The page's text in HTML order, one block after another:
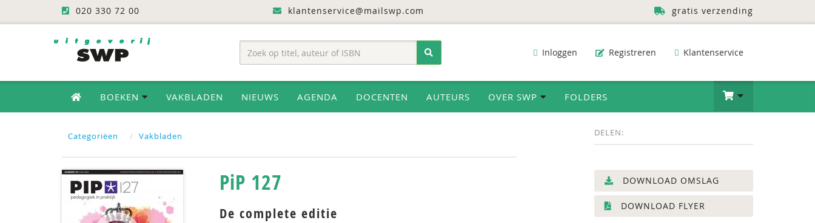
020 330 72 00 klantenservice@mailswp.com gratis verzending
Inloggen Registreren Klantenservice
BOEKEN VAKBLADEN NIEUWS AGENDA DOCENTEN AUTEURS OVER SWP FOLDERS
Categoriëen Vakbladen DELEN:
PiP 127
De complete editie
DOWNLOAD OMSLAG
DOWNLOAD FLYER